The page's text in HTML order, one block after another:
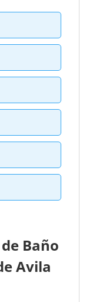
Baño
Avila